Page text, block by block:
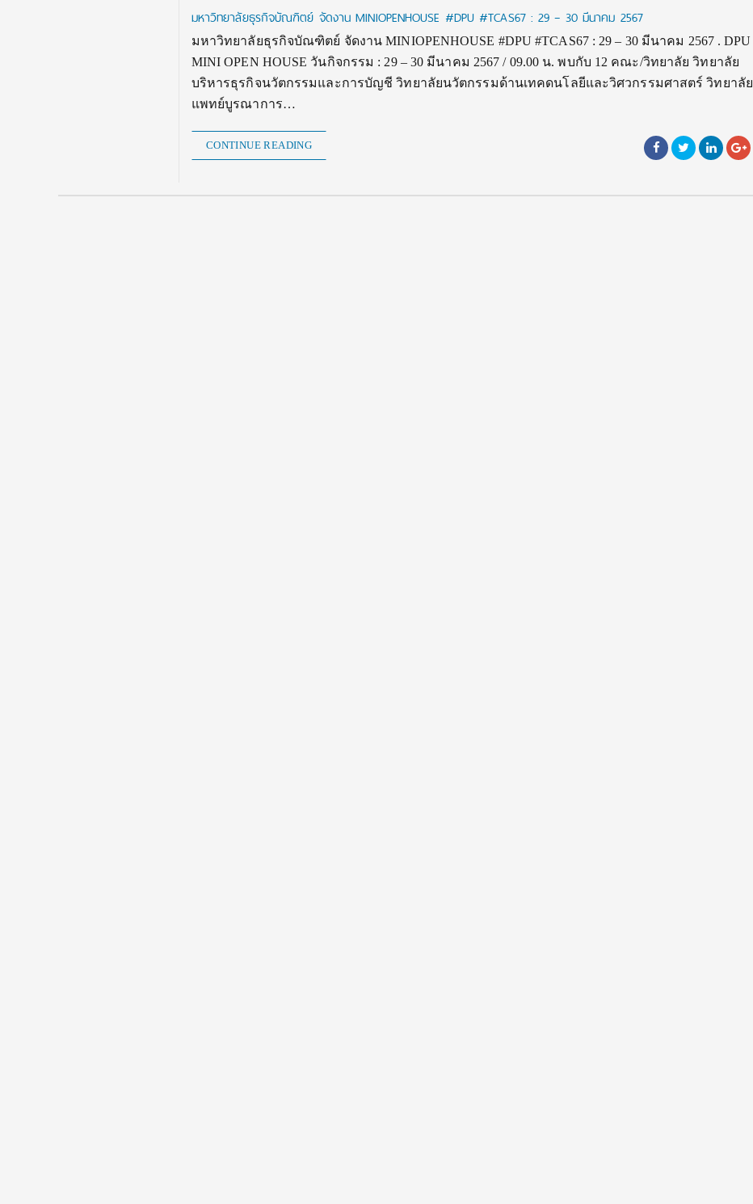
มหาวิทยาลัยธุรกิจบัณฑิตย์ จัดงาน MINIOPENHOUSE #DPU #TCAS67 : 29 – 30 มีนาคม 2567
มหาวิทยาลัยธุรกิจบัณฑิตย์ จัดงาน MINIOPENHOUSE #DPU #TCAS67 : 29 – 30 มีนาคม 2567 . DPU
MINI OPEN HOUSE วันกิจกรรม : 29 – 30 มีนาคม 2567 / 09.00 น. พบกับ 12 คณะ/วิทยาลัย วิทยาลัย
บริหารธุรกิจนวัตกรรมและการบัญชี วิทยาลัยนวัตกรรมด้านเทคดนโลยีและวิศวกรรมศาสตร์ วิทยาลัย
แพทย์บูรณาการ…
CONTINUE READING